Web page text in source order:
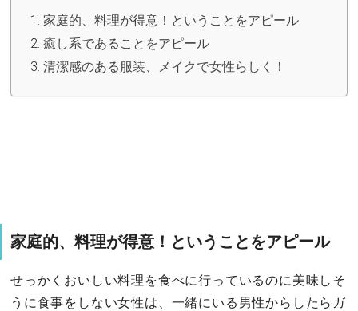
家庭的、料理が得意！ということをアピール
癒し系であることをアピール
清潔感のある服装、メイクで女性らしく！
家庭的、料理が得意！ということをアピール
せっかくおいしい料理を食べに行っているのに美味しそ
うに食事をしない女性は、一緒にいる男性からしたらガ